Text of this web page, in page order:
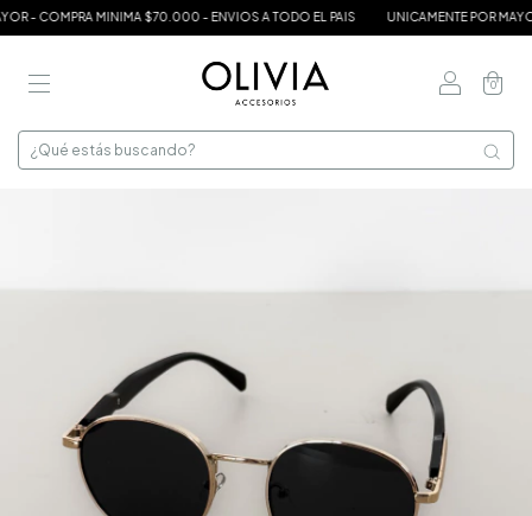
- COMPRA MINIMA $70.000 - ENVIOS A TODO EL PAIS UNICAMENTE POR
0